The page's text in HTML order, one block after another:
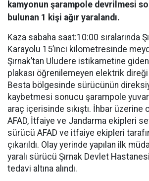
kamyonun şarampole devrilmesi
bulunan 1 kişi ağır yaralandı.
Kaza sabaha saat:10:00 sıralarında
Karayolu 15’inci kilometresinde
Şırnak’tan Uludere istikametine
plakası öğrenilemeyen elektrik
Besta bölgesinde sürücünün
kaybetmesi sonucu şarampole
araç içerisinde sıkıştı. İhbar üzerine
AFAD, İtfaiye ve Jandarma ekipleri
sürücü AFAD ve itfaiye ekipleri
çıkarıldı. Olay yerinde yapılan ilk
yaralı sürücü Şırnak Devlet
tedavi altına alındı.